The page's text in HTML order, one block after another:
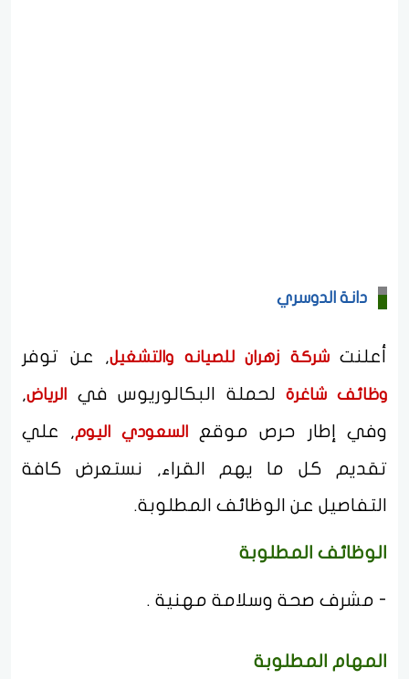
دانة الدوسري
أعلنت شركة زهران للصيانه والتشغيل, عن توفر
وظائف شاغرةلحملة البكالوريوس في الرياض,
وفي إطار حرص موقعالسعودي اليوم, علي
تقديم كل ما يهم القراء, نستعرض كافة
التفاصيل عن الوظائف المطلوبة.
الوظائف المطلوبة
- مشرف صحة وسلامة مهنية .
المهام المطلوبة